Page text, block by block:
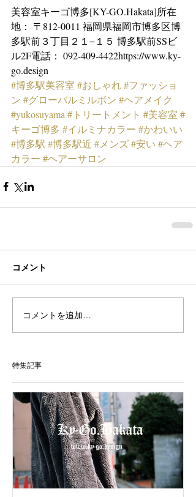
美容室キーゴ博多[KY-GO.Hakata]所在
地： 〒812-0011 福岡県福岡市博多区博
多駅前３丁目２１−１５ 博多駅前SSビ
ル2F電話： 092-409-4422https://www.ky-
go.design
#博多駅美容室 #おしゃれ#ファッショ
ン #グローバルミルボン #ヘアメイク
#yukosuyama #トリートメント #美容室 #
キーゴ博多 #イルミナカラー #かわいい
#博多駅 #博多駅近 #メンズ#安い #ヘア
カラー #ヘアーサロン
コメント
コメントを追加…
特集記事